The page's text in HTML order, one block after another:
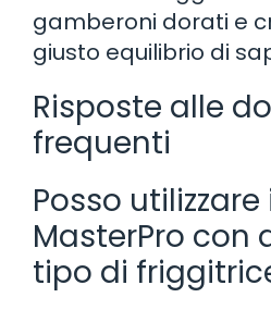
gamberoni dorati e
giusto equilibrio di
Risposte alle
frequenti
Posso
MasterPro con
tipo di